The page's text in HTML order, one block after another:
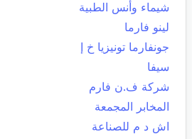
شيماء وأنس الطبية
لينو فارما
جونفارما تونيزيا خ إ
سيفا
شركة ف.ن فارم
المخابر المجمعة
اش د م للصناعة